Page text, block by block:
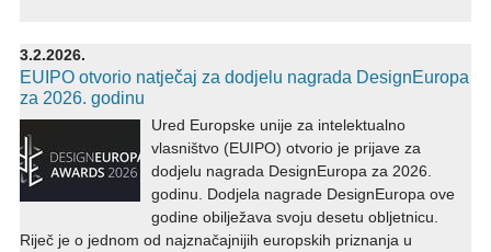
3.2.2026.
EUIPO otvorio natječaj za dodjelu nagrada DesignEuropa
za 2026. godinu
Ured Europske unije za intelektualno
vlasništvo (EUIPO) otvorio je prijave za
dodjelu nagrada DesignEuropa za 2026.
godinu. Dodjela nagrade DesignEuropa ove
godine obilježava svoju desetu obljetnicu.
Riječ je o jednom od najznačajnijih europskih priznanja u